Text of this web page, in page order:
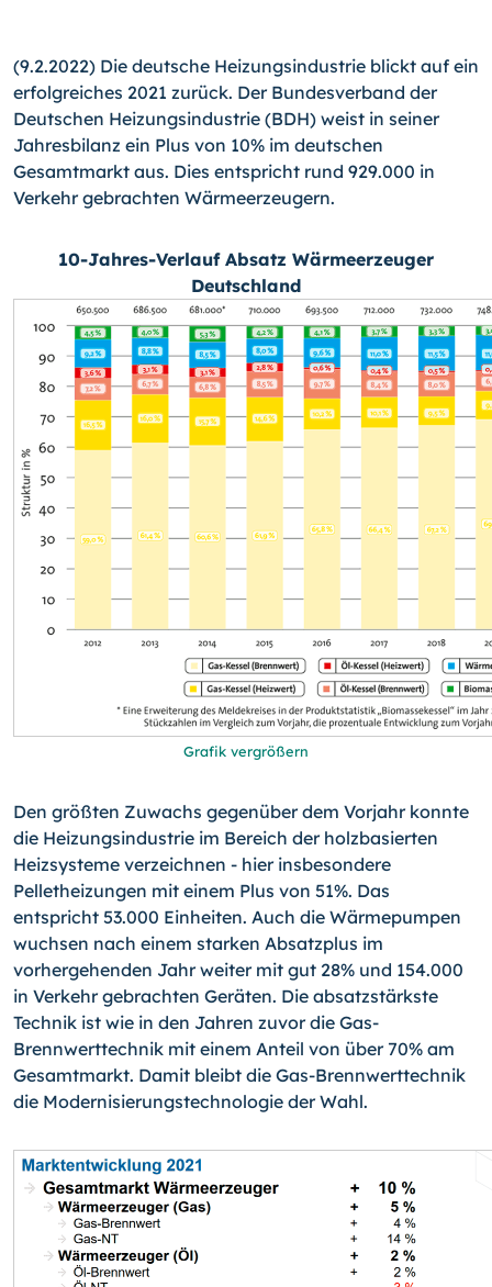
(9.2.2022) Die deutsche Heizungsindustrie blickt auf ein
erfolgreiches 2021 zurück. Der Bundesverband der
Deutschen Heizungsindustrie (BDH) weist in seiner
Jahresbilanz ein Plus von 10% im deutschen
Gesamtmarkt aus. Dies entspricht rund 929.000 in
Verkehr gebrachten Wärmeerzeugern.
10-Jahres-Verlauf Absatz Wärmeerzeuger
Deutschland
Grafik vergrößern
Den größten Zuwachs gegenüber dem Vorjahr konnte
die Heizungsindustrie im Bereich der holzbasierten
Heizsysteme verzeichnen - hier insbesondere
Pelletheizungen mit einem Plus von 51%. Das
entspricht 53.000 Einheiten. Auch die Wärmepumpen
wuchsen nach einem starken Absatzplus im
vorhergehenden Jahr weiter mit gut 28% und 154.000
in Verkehr gebrachten Geräten. Die absatzstärkste
Technik ist wie in den Jahren zuvor die Gas-
Brennwerttechnik mit einem Anteil von über 70% am
Gesamtmarkt. Damit bleibt die Gas-Brennwerttechnik
die Modernisierungstechnologie der Wahl.